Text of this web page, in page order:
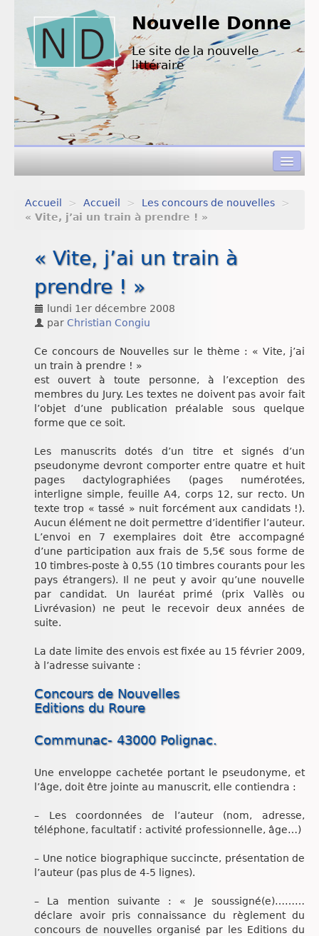
Nouvelle Donne
Le site de la nouvelle
littéraire
Concours de nouvelles
Nouvelles à lire
L’équipe de ND
Chroniques
Accueil > Accueil > Les concours de nouvelles
>
« Vite, j’ai un train à prendre ! »
« Vite, j’ai un train à
prendre ! »
lundi 1er décembre 2008
par Christian Congiu
Ce concours de Nouvelles sur le thème : « Vite, j’ai
un train à prendre ! »
est ouvert à toute personne, à l’exception des
membres du Jury. Les textes ne doivent pas avoir fait
l’objet d’une publication préalable sous quelque
forme que ce soit.
Les manuscrits dotés d’un titre et signés d’un
pseudonyme devront comporter entre quatre et huit
pages dactylographiées (pages numérotées,
interligne simple, feuille A4, corps 12, sur recto. Un
texte trop « tassé » nuit forcément aux candidats !).
Aucun élément ne doit permettre d’identifier l’auteur.
L’envoi en 7 exemplaires doit être accompagné
d’une participation aux frais de 5,5€ sous forme de
10 timbres-poste à 0,55 (10 timbres courants pour les
pays étrangers). Il ne peut y avoir qu’une nouvelle
par candidat. Un lauréat primé (prix Vallès ou
Livrévasion) ne peut le recevoir deux années de
suite.
La date limite des envois est fixée au 15 février 2009,
à l’adresse suivante :
Concours de Nouvelles
Editions du Roure
Communac- 43000 Polignac.
Une enveloppe cachetée portant le pseudonyme, et
l’âge, doit être jointe au manuscrit, elle contiendra :
– Les coordonnées de l’auteur (nom, adresse,
téléphone, facultatif : activité professionnelle, âge…)
– Une notice biographique succincte, présentation de
l’auteur (pas plus de 4-5 lignes).
– La mention suivante : « Je soussigné(e)………
déclare avoir pris connaissance du règlement du
concours de nouvelles organisé par les Editions du